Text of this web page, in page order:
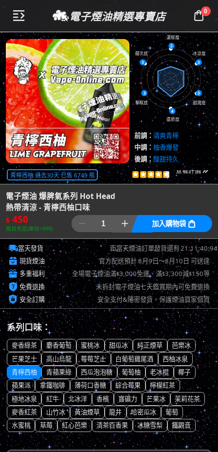
 電子煙油精選專賣店 0
2
3
3
4
3
3
濃郁度
冰涼度
甜潤度
還原度
擊喉感
層次感
前調： 清爽青檸
中調：柚香爆發
後調： 酸甜持久
青檸西柚 過去30天 已售 6749 瓶      共9684評價
查看評價
電子煙油 爆脾氣系列 Hot Head
熱帶清涼 - 青檸西柚口味
$ 450
現貨充足(庫存>999)
  加入購物袋 
當天發貨 距當天煙油訂單發貨還有21:11:40:12
 現貨煙油 官方配送預計8月9日～8月10日 可送達
 多重福利 全場電子煙油滿$3,000免運、滿$3,300減$150等
 免費退換 未拆封電子煙油七天鑑賞期內可免費退換
 安全訂購 安全支付&隱密發貨，保護煙油買家個資
系列口味：
麥香綠茶 麝香葡萄 蜜桃冰 甜瓜冰 純正煙草
芭樂冰
芒果芝士
高山烏龍 莓莓芝士 白葡萄雞尾酒
西柚冰泉
青檸西柚
青蘋果綠 西瓜泡泡糖 葡萄柚 老冰棍
椰子
蘋果派
拿鐵咖啡 薄荷口香糖 綜合莓果
檸檬紅茶
極地冰泉
紅牛 北冰洋 香檳 寶礦力 芒果冰
茉莉花茶
麥香紅茶
山竹冰 黃油煙草 龍井 哈密瓜冰
葡萄
水蜜桃
草莓 紅心芭樂 清茶百香果 冰糖雪梨 鐵觀音